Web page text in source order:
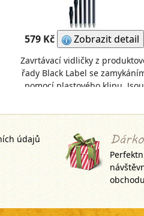
579 Kč Zobrazit detail
Zavrtávací vidličky z
řady Black Label se
pomocí plastového klipu. Jsou
údajů